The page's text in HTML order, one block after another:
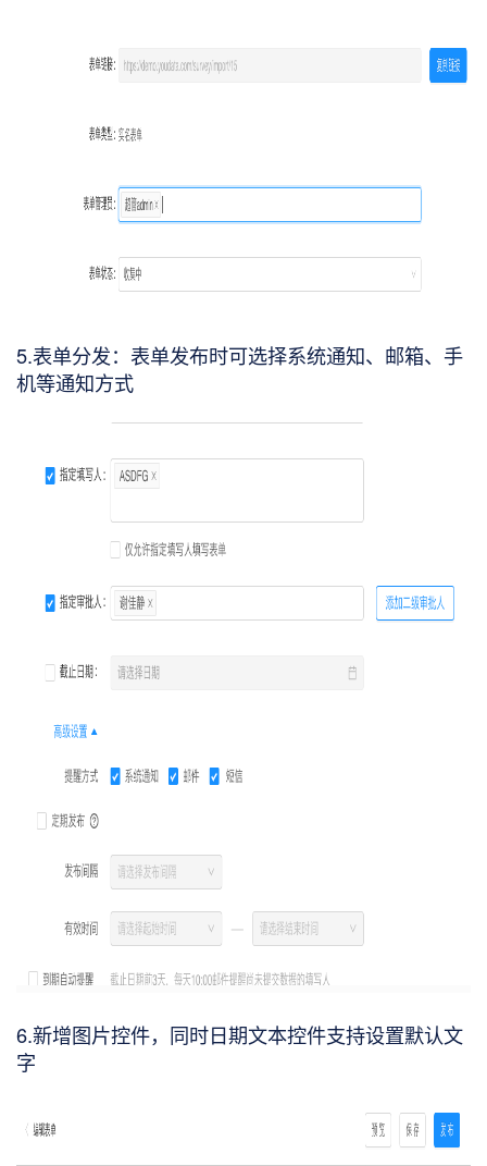
5.表单分发：表单发布时可选择系统通知、邮箱、手
机等通知方式
6.新增图片控件，同时日期文本控件支持设置默认文
字